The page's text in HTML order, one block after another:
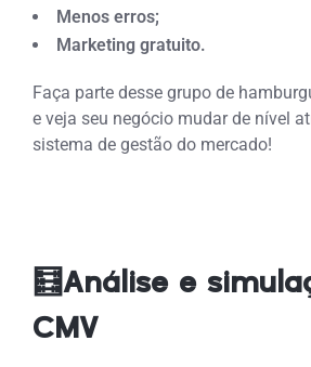
Menos erros;
Marketing gratuito.
Faça parte desse grupo de
e veja seu negócio mudar de nível
sistema de gestão do mercado!
🧮Análise e
CMV